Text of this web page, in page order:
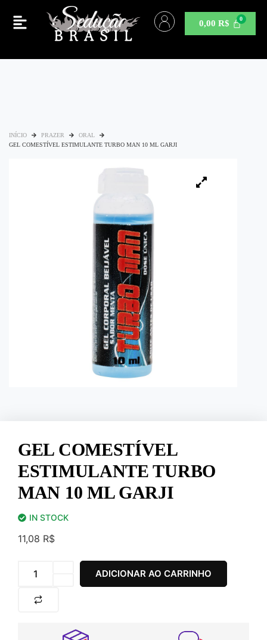
0,00R$
INÍCIO PRAZER
ORAL
GEL COMESTÍVEL ESTIMULANTE TURBO MAN 10 ML GARJI
GEL COMESTÍVEL
ESTIMULANTE TURBO
MAN 10 ML GARJI
IN STOCK
11,08 R$
ADICIONAR AO CARRINHO